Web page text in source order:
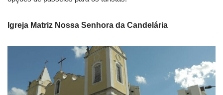
Igreja Matriz Nossa Senhora da Candelária